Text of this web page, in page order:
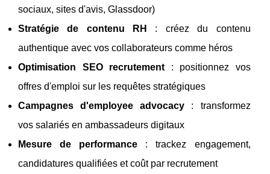
sociaux, sites d'avis, Glassdoor)
Stratégie de contenu RH
: créez du contenu
authentique avec vos collaborateurs comme héros
Optimisation SEO recrutement: positionnez vos
offres d'emploi sur les requêtes stratégiques
Campagnes d'employee advocacy : transformez
vos salariés en ambassadeurs digitaux
Mesure de performance : trackez engagement,
candidatures qualifiées et coût par recrutement